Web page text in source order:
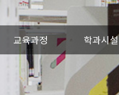
교육과정 학과시설